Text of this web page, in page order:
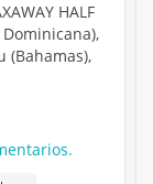
HALF
Dominicana),
(Bahamas),